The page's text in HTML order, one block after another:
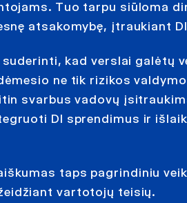
Tuo tarpu siūloma
atsakomybę, įtraukiant
kad verslai galėtų
ne tik rizikos
svarbus vadovų
DI sprendimus ir
taps pagrindiniu
vartotojų teisių.